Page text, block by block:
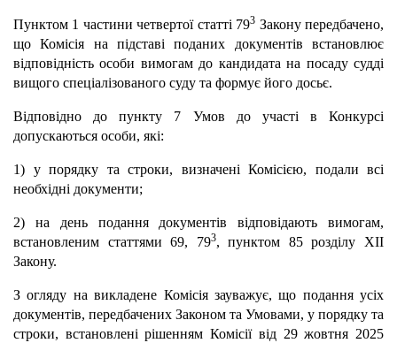
Пунктом 1 частини четвертої статті 793 Закону передбачено,
що Комісія на підставі поданих документів встановлює
відповідність особи вимогам до кандидата на посаду судді
вищого спеціалізованого суду та формує його досьє.
Відповідно до пункту 7 Умов до участі в Конкурсі
допускаються особи, які:
1) у порядку та строки, визначені Комісією, подали всі
необхідні документи;
2) на день подання документів відповідають вимогам,
встановленим статтями 69, 793, пунктом 85 розділу ХІІ
Закону.
З огляду на викладене Комісія зауважує, що подання усіх
документів, передбачених Законом та Умовами, у порядку та
строки, встановлені рішенням Комісії від 29 жовтня 2025